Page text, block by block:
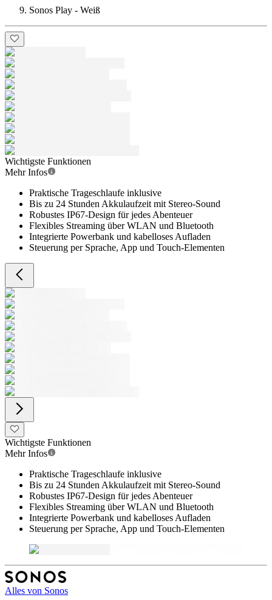
Sonos Play - Weiß
Wichtigste Funktionen
Mehr Infos
Praktische Trageschlaufe inklusive
Bis zu 24 Stunden Akkulaufzeit mit Stereo-Sound
Robustes IP67-Design für jedes Abenteuer
Flexibles Streaming über WLAN und Bluetooth
Integrierte Powerbank und kabelloses Aufladen
Steuerung per Sprache, App und Touch-Elementen
Wichtigste Funktionen
Mehr Infos
Praktische Trageschlaufe inklusive
Bis zu 24 Stunden Akkulaufzeit mit Stereo-Sound
Robustes IP67-Design für jedes Abenteuer
Flexibles Streaming über WLAN und Bluetooth
Integrierte Powerbank und kabelloses Aufladen
Steuerung per Sprache, App und Touch-Elementen
Alles von Sonos